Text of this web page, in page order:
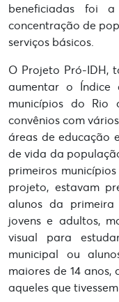
beneficiadas foi
concentração de
serviços básicos.
O Projeto Pró-IDH,
aumentar o Índice
municípios do Rio
convênios com
áreas de educação
de vida da
primeiros
projeto, estavam
alunos da
jovens e adultos,
visual para
municipal ou
maiores de 14
aqueles que